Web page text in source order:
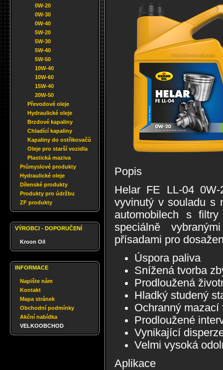
0W-20
0W-30
0W-40
5W-20
5W-30
5W-40
5W-50
10W-40
10W-60
15W-40
20W-50
Převodové oleje
Hydraulické oleje
Brzdové kapaliny
Chladící kapaliny
Kapaliny do ostřikovačů
Oleje pro starší vozidla
Plastická maziva
Průmyslové produkty
Hydraulické oleje
Dílenské produkty
Produkty pro údržbu
ZF produkty
VÝROBCI - DOPORUČENÍ
Kroon Oil
INFORMACE
Napište nám
Kontakt
Mapa stránek
Obchodní podmínky
Akční nabídka
VELKOOBCHOD
Popis
Helar FE LL-04
vyvinutý v souladu s
automobilech s
speciálně
přísadami pro
Úspora paliva
Snížená tvorba
Prodloužená
Hladký studený
Ochranný
Prodloužené
Vynikající
Velmi vysoká
Aplikace